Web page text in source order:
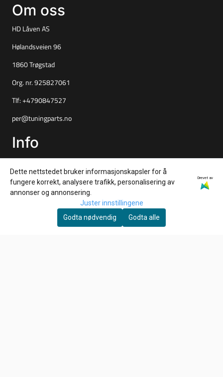
Om oss
HD Låven AS
Hølandsveien 96
1860 Trøgstad
Org. nr. 925827061
Tlf: +4790847527
per@tuningparts.no
Info
Frakt og retur
Personvern
Salgsbetingelser
Nyhetsbrev
Dette nettstedet bruker informasjonskapsler for å
fungere korrekt, analysere trafikk, personalisering av
annonser og annonsering.
Drevet av
Juster innstillingene
Godta nødvendig
Godta alle